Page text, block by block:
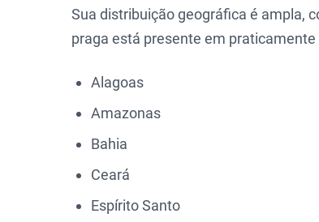
Sua distribuição geográfica é ampla,
praga está presente em
Alagoas
Amazonas
Bahia
Ceará
Espírito Santo